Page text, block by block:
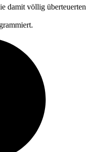
damit völlig überteuerten